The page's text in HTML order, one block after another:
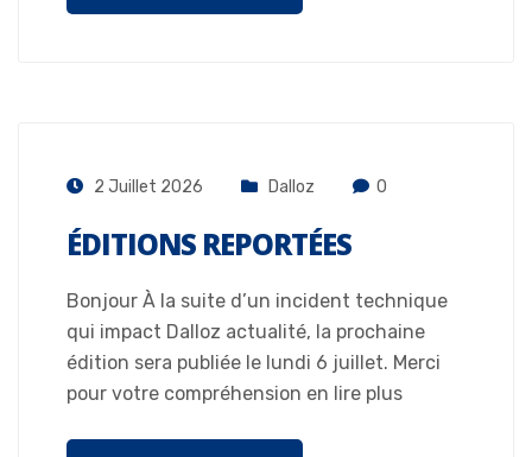
2 Juillet 2026 Dalloz 0
ÉDITIONS REPORTÉES
Bonjour À la suite d’un incident technique
qui impact Dalloz actualité, la prochaine
édition sera publiée le lundi 6 juillet. Merci
pour votre compréhension en lire plus